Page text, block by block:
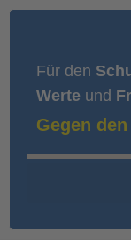
Für den
Werte und
Gegen